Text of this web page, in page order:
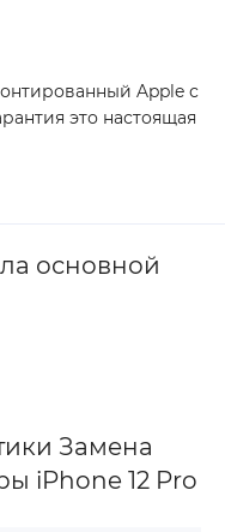
Apple с
это настоящая
основной
Замена
iPhone 12 Pro